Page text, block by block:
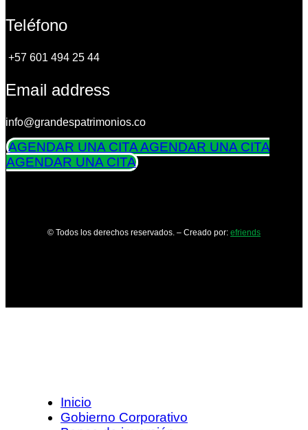
Teléfono
+57 601 494 25 44
Email address
info@grandespatrimonios.co
AGENDAR UNA CITAAGENDAR UNA CITA
AGENDAR UNA CITA
© Todos los derechos reservados. – Creado por: efriends
Inicio
Gobierno Corporativo